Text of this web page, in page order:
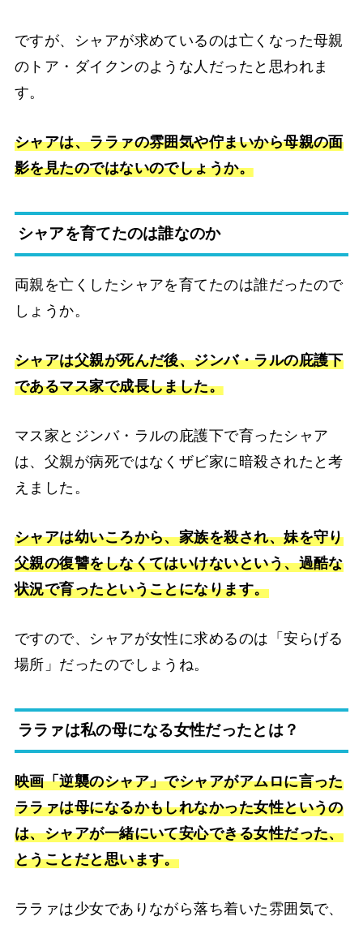
ですが、シャアが求めているのは亡くなった母親
のトア・ダイクンのような人だったと思われま
す。
シャアは、ララァの雰囲気や佇まいから母親の面
影を見たのではないのでしょうか。
シャアを育てたのは誰なのか
両親を亡くしたシャアを育てたのは誰だったので
しょうか。
シャアは父親が死んだ後、ジンバ・ラルの庇護下
であるマス家で成長しました。
マス家とジンバ・ラルの庇護下で育ったシャア
は、父親が病死ではなくザビ家に暗殺されたと考
えました。
シャアは幼いころから、家族を殺され、妹を守り
父親の復讐をしなくてはいけないという、過酷な
状況で育ったということになります。
ですので、シャアが女性に求めるのは「安らげる
場所」だったのでしょうね。
ララァは私の母になる女性だったとは？
映画「逆襲のシャア」でシャアがアムロに言った
ララァは母になるかもしれなかった女性というの
は、シャアが一緒にいて安心できる女性だった、
とうことだと思います。
ララァは少女でありながら落ち着いた雰囲気で、